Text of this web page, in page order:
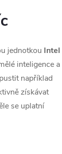
jednotkou Intel
inteligence a
například
získávat
se uplatní